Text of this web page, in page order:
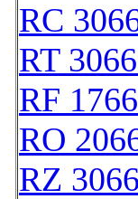
RC
RT
RF
RO
RZ